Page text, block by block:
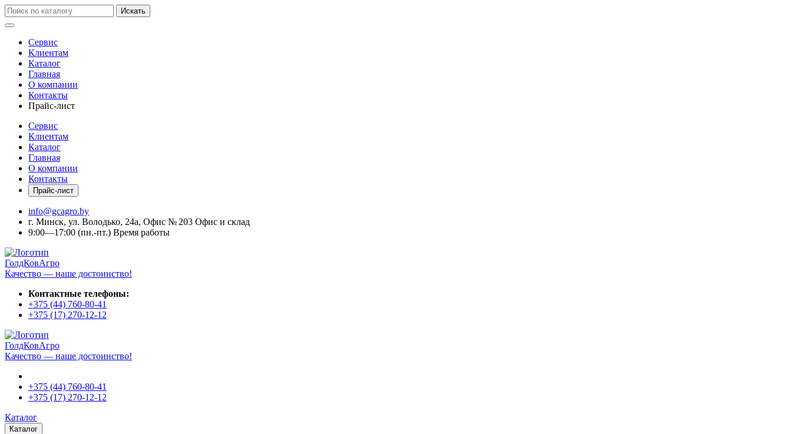
Искать
Сервис
Клиентам
Каталог
Главная
О компании
Контакты
Прайс-лист
Сервис
Клиентам
Каталог
Главная
О компании
Контакты
Прайс-лист
info@gcagro.by
г. Минск, ул. Володько, 24а, Офис № 203 Офис и склад
9:00—17:00 (пн.-пт.) Время работы
ГолдКовАгро
Качество — наше достоинство!
Контактные телефоны:
+375 (44) 760-80-41
+375 (17) 270-12-12
ГолдКовАгро
Качество — наше достоинство!
+375 (44) 760-80-41
+375 (17) 270-12-12
Каталог
Каталог